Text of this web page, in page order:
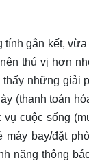
gắn kết,
thú vị hơn
những giải
(thanh toán
cuộc sống
bay/đặt
năng thông